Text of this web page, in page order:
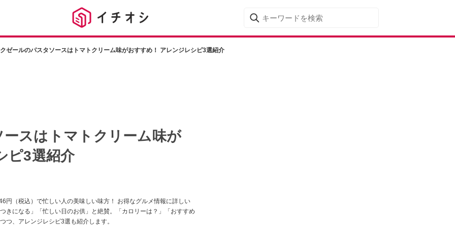
ゼールのパスタソースはトマトクリーム味がおすすめ！ アレンジレシピ3選紹介
スはトマトクリーム味が
ピ3選紹介
円（税込）で忙しい人の美味しい味方！ お得なグルメ情報に詳しい
きになる」「忙しい日のお供」と絶賛。「カロリーは？」「おすすめ
つ、アレンジレシピ3選も紹介します。